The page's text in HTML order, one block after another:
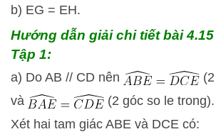
b) EG = EH.
Hướng dẫn giải chi tiết bài 4.15
Tập 1:
a) Do AB // CD nên
và
(2 góc so le trong).
Xét hai tam giác ABE và DCE có: